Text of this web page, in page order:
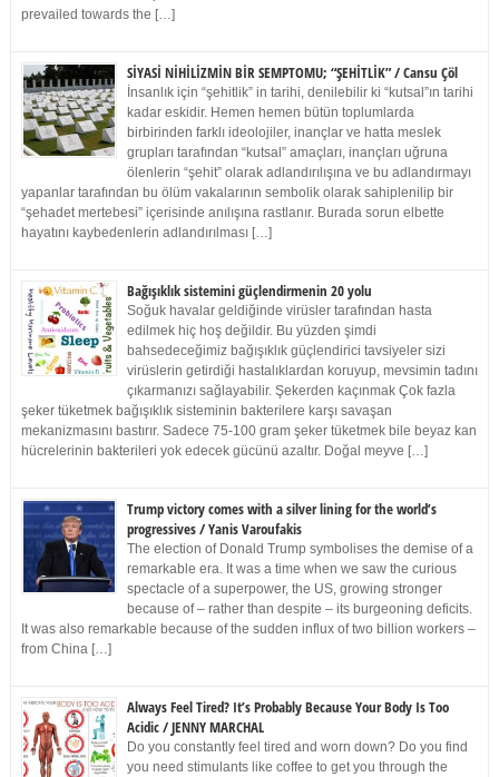
prevailed towards the […]
SİYASİ NİHİLİZMİN BİR SEMPTOMU; “ŞEHİTLİK” / Cansu Çöl
İnsanlık için “şehitlik” in tarihi, denilebilir ki “kutsal”ın tarihi
kadar eskidir. Hemen hemen bütün toplumlarda
birbirinden farklı ideolojiler, inançlar ve hatta meslek
grupları tarafından “kutsal” amaçları, inançları uğruna
ölenlerin “şehit” olarak adlandırılışına ve bu adlandırmayı
yapanlar tarafından bu ölüm vakalarının sembolik olarak sahiplenilip bir
“şehadet mertebesi” içerisinde anılışına rastlanır. Burada sorun elbette
hayatını kaybedenlerin adlandırılması […]
Bağışıklık sistemini güçlendirmenin 20 yolu
Soğuk havalar geldiğinde virüsler tarafından hasta
edilmek hiç hoş değildir. Bu yüzden şimdi
bahsedeceğimiz bağışıklık güçlendirici tavsiyeler sizi
virüslerin getirdiği hastalıklardan koruyup, mevsimin tadını
çıkarmanızı sağlayabilir. Şekerden kaçınmak Çok fazla
şeker tüketmek bağışıklık sisteminin bakterilere karşı savaşan
mekanizmasını bastırır. Sadece 75-100 gram şeker tüketmek bile beyaz kan
hücrelerinin bakterileri yok edecek gücünü azaltır. Doğal meyve […]
Trump victory comes with a silver lining for the world’s
progressives / Yanis Varoufakis
The election of Donald Trump symbolises the demise of a
remarkable era. It was a time when we saw the curious
spectacle of a superpower, the US, growing stronger
because of – rather than despite – its burgeoning deficits.
It was also remarkable because of the sudden influx of two billion workers –
from China […]
Always Feel Tired? It’s Probably Because Your Body Is Too
Acidic / JENNY MARCHAL
Do you constantly feel tired and worn down? Do you find
you need stimulants like coffee to get you through the